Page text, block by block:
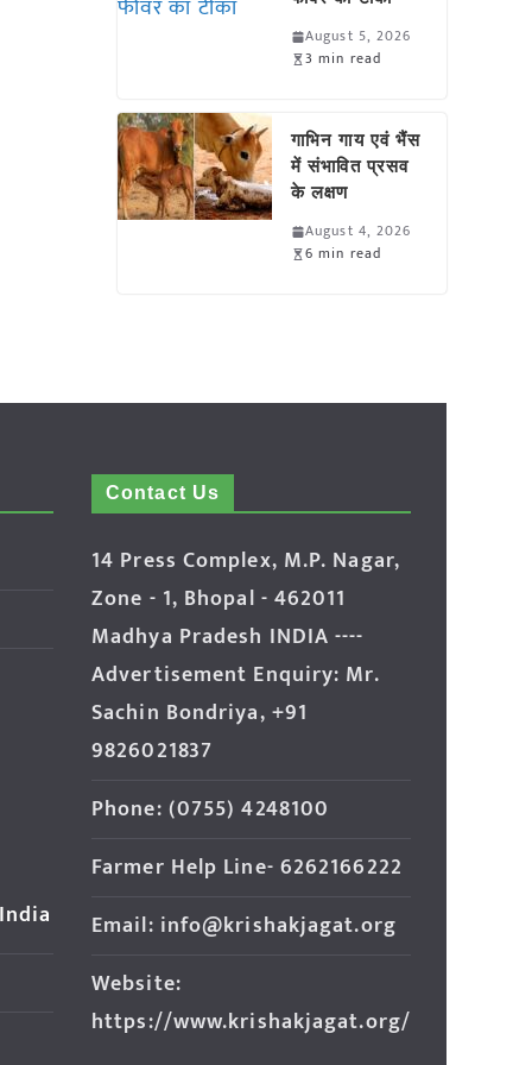
August 5, 2026
3 min read
गाभिन गाय एवं भैंस
में संभावित प्रसव
के लक्षण
August 4, 2026
6 min read
Contact Us
14 Press Complex, M.P. Nagar,
Zone - 1, Bhopal - 462011
Madhya Pradesh INDIA ----
Advertisement Enquiry: Mr.
Sachin Bondriya, +91
9826021837
Phone: (0755) 4248100
Farmer Help Line- 6262166222
Email: info@krishakjagat.org
Website:
https://www.krishakjagat.org/